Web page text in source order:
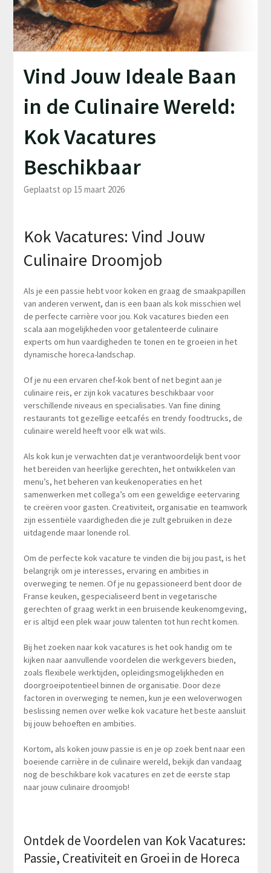
Vind Jouw Ideale Baan
in de Culinaire Wereld:
Kok Vacatures
Beschikbaar
Geplaatst op 15 maart 2026
Kok Vacatures: Vind Jouw
Culinaire Droomjob
Als je een passie hebt voor koken en graag de smaakpapillen
van anderen verwent, dan is een baan als kok misschien wel
de perfecte carrière voor jou. Kok vacatures bieden een
scala aan mogelijkheden voor getalenteerde culinaire
experts om hun vaardigheden te tonen en te groeien in het
dynamische horeca-landschap.
Of je nu een ervaren chef-kok bent of net begint aan je
culinaire reis, er zijn kok vacatures beschikbaar voor
verschillende niveaus en specialisaties. Van fine dining
restaurants tot gezellige eetcafés en trendy foodtrucks, de
culinaire wereld heeft voor elk wat wils.
Als kok kun je verwachten dat je verantwoordelijk bent voor
het bereiden van heerlijke gerechten, het ontwikkelen van
menu’s, het beheren van keukenoperaties en het
samenwerken met collega’s om een geweldige eetervaring
te creëren voor gasten. Creativiteit, organisatie en teamwork
zijn essentiële vaardigheden die je zult gebruiken in deze
uitdagende maar lonende rol.
Om de perfecte kok vacature te vinden die bij jou past, is het
belangrijk om je interesses, ervaring en ambities in
overweging te nemen. Of je nu gepassioneerd bent door de
Franse keuken, gespecialiseerd bent in vegetarische
gerechten of graag werkt in een bruisende keukenomgeving,
er is altijd een plek waar jouw talenten tot hun recht komen.
Bij het zoeken naar kok vacatures is het ook handig om te
kijken naar aanvullende voordelen die werkgevers bieden,
zoals flexibele werktijden, opleidingsmogelijkheden en
doorgroeipotentieel binnen de organisatie. Door deze
factoren in overweging te nemen, kun je een weloverwogen
beslissing nemen over welke kok vacature het beste aansluit
bij jouw behoeften en ambities.
Kortom, als koken jouw passie is en je op zoek bent naar een
boeiende carrière in de culinaire wereld, bekijk dan vandaag
nog de beschikbare kok vacatures en zet de eerste stap
naar jouw culinaire droomjob!
Ontdek de Voordelen van Kok Vacatures:
Passie, Creativiteit en Groei in de Horeca